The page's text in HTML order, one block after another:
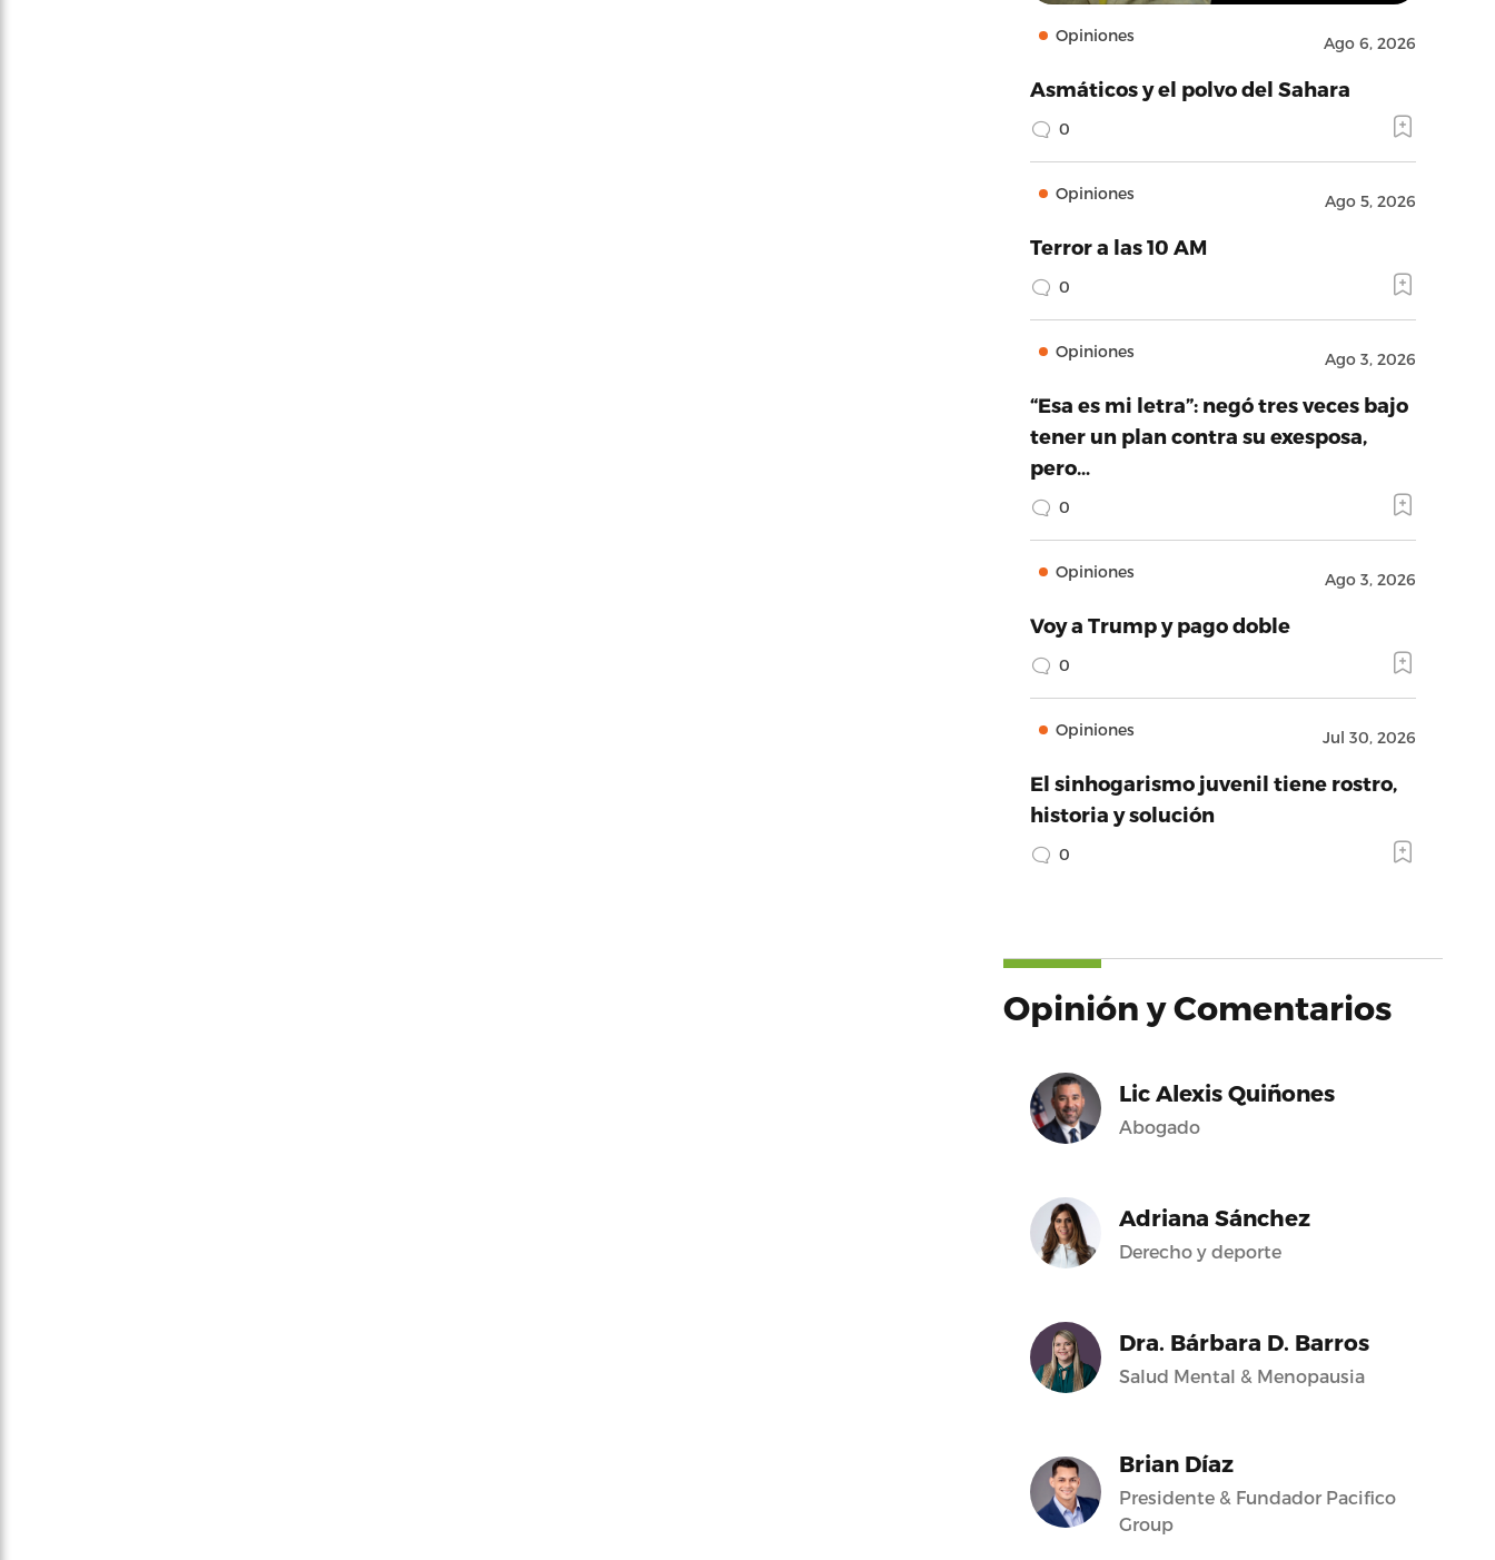
Opiniones Ago 6, 2026
Asmáticos y el polvo del Sahara
0
Opiniones Ago 5, 2026
Terror a las 10 AM
0
Opiniones Ago 3, 2026
“Esa es mi letra”: negó tres veces bajo
tener un plan contra su exesposa,
pero…
0
Opiniones Ago 3, 2026
Voy a Trump y pago doble
0
Opiniones Jul 30, 2026
El sinhogarismo juvenil tiene rostro,
historia y solución
0
Opinión y Comentarios
Lic Alexis Quiñones
Abogado
Adriana Sánchez
Derecho y deporte
Dra. Bárbara D. Barros
Salud Mental & Menopausia
Brian Díaz
Presidente & Fundador Pacifico
Group